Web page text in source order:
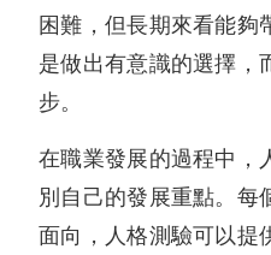
困難，但長期來看能夠
是做出有意識的選擇，
步。
在職業發展的過程中，
別自己的發展重點。每
面向，人格測驗可以提